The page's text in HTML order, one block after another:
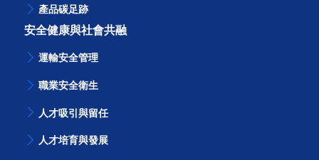
產品碳足跡
安全健康與社會共融
運輸安全管理
職業安全衛生
人才吸引與留任
人才培育與發展